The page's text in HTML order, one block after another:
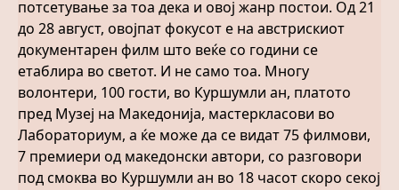
потсетување за тоа дека и овој жанр постои. Од 21
до 28 август, овојпат фокусот е на австрискиот
документарен филм што веќе со години се
етаблира во светот. И не само тоа. Многу
волонтери, 100 гости, во Куршумли ан, платото
пред Музеј на Македонија, мастеркласови во
Лабораториум, а ќе може да се видат 75 филмови,
7 премиери од македонски автори, со разговори
под смоква во Куршумли ан во 18 часот скоро секој